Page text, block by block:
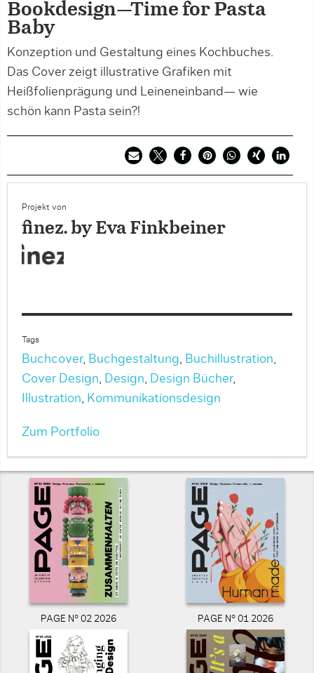
Bookdesign—Time for Pasta
Baby
Konzeption und Gestaltung eines Kochbuches.
Das Cover zeigt illustrative Grafiken mit
Heißfolienprägung und Leineneinband— wie
schön kann Pasta sein?!
Projekt von
finez. by Eva Finkbeiner
Tags
Buchcover, Buchgestaltung, Buchillustration,
Cover Design, Design, Design Bücher,
Illustration, Kommunikationsdesign
Zum Portfolio
PAGE N° 02 2026 PAGE N° 01 2026